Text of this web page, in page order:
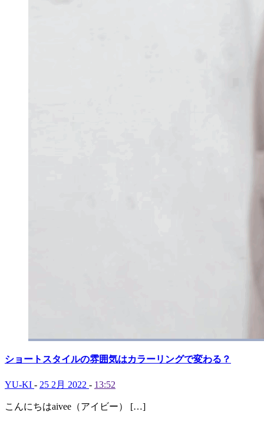
ショートスタイルの雰囲気はカラーリングで変わる？
YU-KI - 25 2月 2022 - 13:52
こんにちはaivee（アイビー） […]